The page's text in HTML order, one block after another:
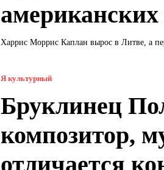
Харрис Моррис Каплан вырос в Литве, а
Я культурный
Бруклинец
композитор,
отличается